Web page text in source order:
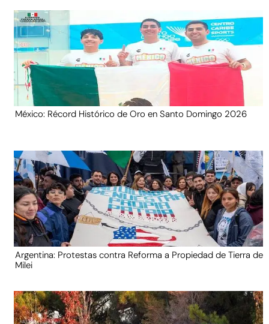
México: Récord Histórico de Oro en Santo Domingo 2026
Argentina: Protestas contra Reforma a Propiedad de Tierra de
Milei